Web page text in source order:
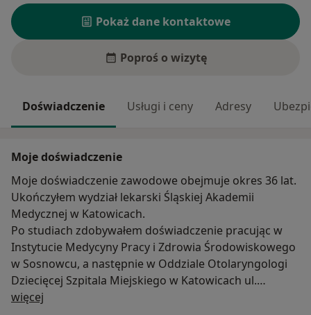
Pokaż dane kontaktowe
Poproś o wizytę
Doświadczenie Usługi i ceny Adresy
Moje doświadczenie
Moje doświadczenie zawodowe obejmuje okres 36 lat.
Ukończyłem wydział lekarski Śląskiej Akademii
Medycznej w Katowicach.
Po studiach zdobywałem doświadczenie pracując w
Instytucie Medycyny Pracy i Zdrowia Środowiskowego
w Sosnowcu, a następnie w Oddziale Otolaryngologi
Dziecięcej Szpitala Miejskiego w Katowicach ul.
Pośpiecha, oddziale Otolaryngologi Dziecięcej Szpitala
więcej